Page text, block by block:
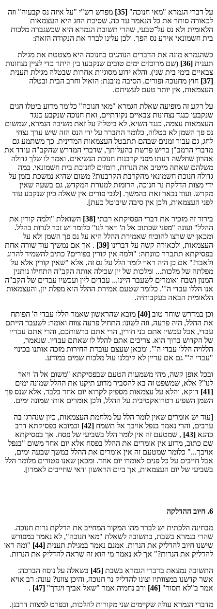
על דברי הגמרא "מאי חנוכה" [35]
מפרש רש"י "על איזה נס קבעוה" וזה
לכאורה סותר את כל הנאמר עד כה, שסיבת החג היא העצמאות
הלאומית ולא נס על־טבעי, שהרי תשובת הגמרא היא שכשגברה מלכות
בית חשמונאי אירע נס הפך. ולכן עלינו לברר את הנקודה הזאת:
כשהגמרא מונה את הדברים הנוהגים בחנוכה היא מצטטת את מגילת
תענית [36]
(שם מרוכזים ימים טובים שנקבעו בין היתר כדי לציין נצחונות
צבאיים בימי בית שני). והלא ידוע מסוגיות אחרות שבטלה מגילת תענית
[37]
חוץ מחנוכה ופורים. הסיבה מובנת: הואיל וחרב הבית ובטלה
העצמאות, אין יותר טעם לעשיתם.
על רקע זה מופיעה שאלת הגמרא "מאי חנוכה" כלומר מדוע ביטלו חגים
שנקבעו כנגד נצחונות צבאיים נקודתיים, ואת חנוכה שנקבע כנגד
העצמאות עצמה, כנגד השיא, לא ביטלו? על זאת משיבה הגמרא, שמשום
נס פך השמן לא בטלוה, כלומר התברר על ידי הנס הזה שיש ערך נצחי
לחג, גם עבור זמנים שבהם תתבטל העצמאות המדינית. כך משתמע גם
מדברי הרמב"ן בריש פרשת בהעלותך, שדברי המדרש שהקב"ה עודד את
אהרון שחלשה דעתו מפני קרבנות חנוכת הנשיאים, ואמר לו שלך גדולה
משלהם שאתה מיטיב את הנרות, רומזים לחנוכת בית חשמונאי. במה
גדולה חנוכת חשמונאי מהקרבת הקרבנות? משום שהיא נמשכת בזמן על
ידי מצות הדלקת נר חנוכה, הרומזת למנורת המקדש, גם בשעה שאין
מקדש. ועוד נבאר זאת בהמשך. [לגבי פורים אין שאלה כיון שנקבע עוד
לפני העצמאות, ולכן אין סיבה שיבוטל כעת].
בירור זה מזכיר את דברי הפסיקתא רבתי [38]
השואלת "ולמה קורין את
ההלל" ועונה "מפני שכתוב אל ה' ויאר לנו" כלומר יש זכר לנרות בהלל.
ומכאן יש שרצו להוכיח שאמירת ההלל היא על נס פך השמן ולא על
העצמאות, ולכאורה קשה על דברינו [39]
. אך אם נמשיך עוד שורה אחת
בפסיקתא תתברר כוונתה: "ולמה אין קורין בפורים? כתיב להשמיד להרוג
ולאבד!" אם כן היה ראוי לומר הלל על נס זה, אלא "שאין קורין אלא על
מפלתה של מלכות... ומלכות של יון שכילה אותה הקב"ה התחילו נותנין
המנון ושבח ואומרים לשעבר היינו... עבדים ליון ועכשיו עבדים של הקב"ה
אנו הללו עבדי ה'". כלומר שטעם אמירת ההלל הוא מפלת יון, והעצמאות
הלאומית הבאה בעקבותיה.
וכן במדרש שוחר טוב [40]
מובא שהראשון שאמר הללו עבדי ה' הפותח
את ההלל, היה פרעה, וזה לשונו: התחיל פרעה צווח ואומר: לשעבר הייתם
עבדי, אבל עכשיו אתם בני חורין, הרי אתם ברשותכם, והרי אתם עבדיו
של הקדוש ברוך הוא. צריכים אתם להלל לו שאתם עבדיו. שנאמר,
הללויה הללו עבדי ה'". ומכאן שעצם עובדת החירות מזכה אותנו בכינוי
"עבדי ה'" גם אם עדיין לא קיבלנו עול מלכות שמים במודע.
ובכל אופן קשה, מהי משמעות הטעם שבפסיקתא "משום אל ה' ויאר
לנו"? אלא, שמשפט זה בא להסביר מדוע תיקנו את ההלל שמונה ימים
[41]
דוקא, והלא על עצמאות מספיק לקרוא יום אחד בלבד, אלא שנס פך
השמן השפיע רטרואקטיבית על ההלל, ולכן אומרים אותו שמונה ימים.
[עוד יש אומרים שאין לומר הלל על מלחמת העצמאות, כיון שנהרגו בה
ערבים, והרי נאמר בנפל אויבך אל תשמח [42]
וכמובא בפסיקתא דרב
כהנא [43]
, שמטעם זה אין לומר הלל בשביעי של פסח. אך בפסיקתא
שם כתוב, מדוע אין אומרים את ההלל בפסח אלא יום אחד משום "בנפל
אויבך..." כלומר שמטעם זה אין אומרים את ההלל במשך שבעה ימים,
אבל חייבים על כל פנים לאומרו יום אחד. ומכאן שאנו פטורים מלומר הלל
בשביעי של יום העצמאות, אך ביום הראשון ודאי שחייבים לאמרו].
6. חיוב ההדלקה
מבחינה הלכתית יש לברר מהו המקור המחייב את הדלקת נרות חנוכה.
שהרי בגמרא בשבת, בתשובה לשאלת "מאי חנוכה", לא נאמר במפורש
שישנו חיוב להדליק את הנרות. אמנם נאמר במגילת תענית [44]
"ומה ראו
להדליק את הנרות?" אך לא נאמר מי הוא זה שראה להדליק את הנרות.
התשובה נמצאת בדברי הגמרא בשבת [45]
בשאלה על נוסח הברכה:
אשר קדשנו במצוותיו וצונו להדליק נר חנוכה, והיכן צוונו? עונה: רב אויא
אמר ב"לא תסור" [46] ורב נחמיה אמר "שאל אביך ויגדך" [47]
.
מדברי הגמרא עולה שקיימים שני מקורות להלכות, ובפרט למצות דרבנן.